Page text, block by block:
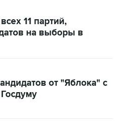
на выборы в
атаке БПЛА под